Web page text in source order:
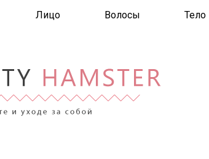
Лицо Волосы Тело